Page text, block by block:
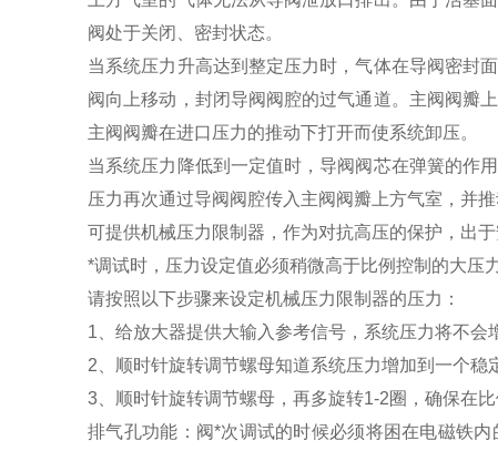
阀处于关闭、密封状态。
当系统压力升高达到整定压力时，气体在导阀密封
阀向上移动，封闭导阀阀腔的过气通道。主阀阀瓣
主阀阀瓣在进口压力的推动下打开而使系统卸压。
当系统压力降低到一定值时，导阀阀芯在弹簧的作
压力再次通过导阀阀腔传入主阀阀瓣上方气室，并推
可提供机械压力限制器，作为对抗高压的保护，出
*调试时，压力设定值必须稍微高于比例控制的大压
请按照以下步骤来设定机械压力限制器的压力：
1、给放大器提供大输入参考信号，系统压力将不会
2、顺时针旋转调节螺母知道系统压力增加到一个稳
3、顺时针旋转调节螺母，再多旋转1-2圈，确保在
排气孔功能：阀*次调试的时候必须将困在电磁铁